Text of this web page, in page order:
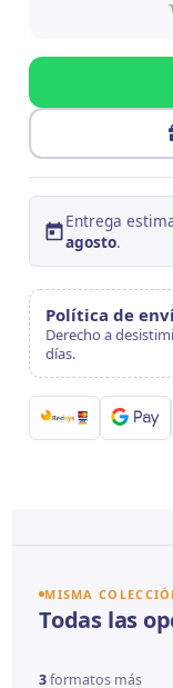
Entrega
agosto.
Política de
Derecho a
días.
MISMA
Todas las
3formatos más